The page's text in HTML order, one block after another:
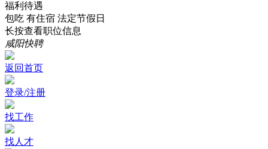
福利待遇
包吃 有住宿 法定节假日
长按查看职位信息
咸阳快聘
返回首页
登录/注册
找工作
找人才